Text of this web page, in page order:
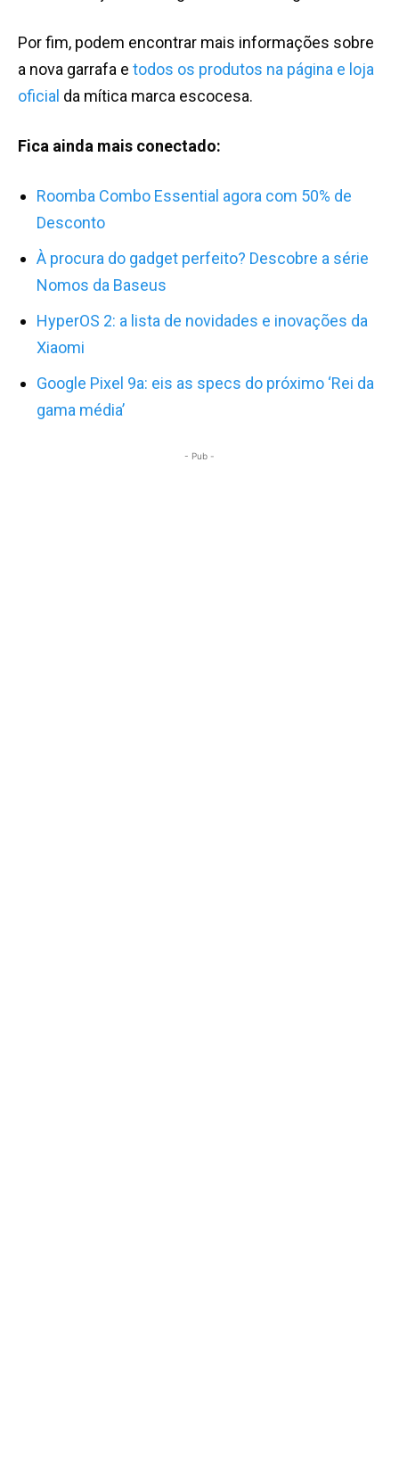
Por fim, podem encontrar mais informações sobre
a nova garrafa e todos os produtos na página e loja
oficial da mítica marca escocesa.
Fica ainda mais conectado:
Roomba Combo Essential agora com 50% de
Desconto
À procura do gadget perfeito? Descobre a série
Nomos da Baseus
HyperOS 2: a lista de novidades e inovações da
Xiaomi
Google Pixel 9a: eis as specs do próximo ‘Rei da
gama média’
- Pub -